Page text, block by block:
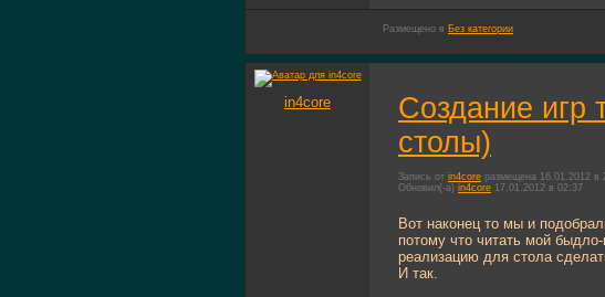
Размещено в Без категории
in4core
Создание игр
столы)
Запись от in4core размещена 16.01.2012 в
Обновил(-а) in4core 17.01.2012 в 02:37
Вот наконец то мы и
потому что читать мой
реализацию для стола
И так.